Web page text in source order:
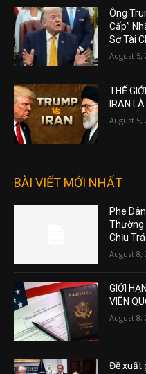
Ông
Cấp”
Sơ Tài
August 5,
THẾ
IRAN
August 5,
BÀI VIẾT MỚI NHẤT
Phe
Thường
Chịu
August 8,
GIỚI
VIÊN
August 8,
Đề xuất